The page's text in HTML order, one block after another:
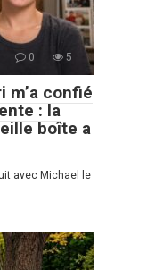
0 5
m’a confié
: la
boîte a
avec Michael le